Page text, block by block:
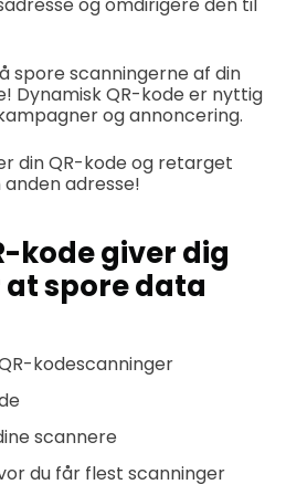
spore scanningerne af din
Dynamisk QR-kode er nyttig
og annoncering.
din QR-kode og retarget
adresse!
kode giver dig
spore data
kodescanninger
scannere
du får flest scanninger